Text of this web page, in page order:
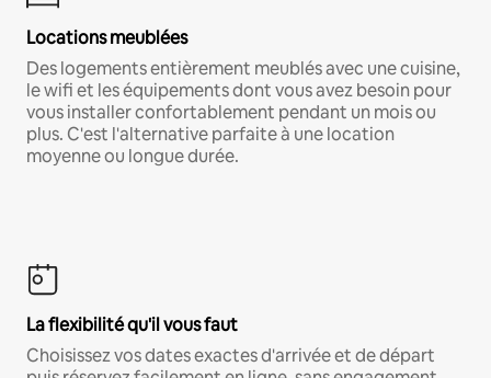
Locations meublées
Des logements entièrement meublés avec une cuisine,
le wifi et les équipements dont vous avez besoin pour
vous installer confortablement pendant un mois ou
plus. C'est l'alternative parfaite à une location
moyenne ou longue durée.
La flexibilité qu'il vous faut
Choisissez vos dates exactes d'arrivée et de départ